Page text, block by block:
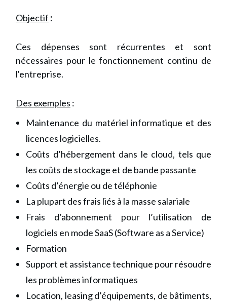
Objectif :
Ces dépenses sont récurrentes et sont
nécessaires pour le fonctionnement continu de
l'entreprise.
Des exemples :
Maintenance du matériel informatique et des
licences logicielles.
Coûts d’hébergement dans le cloud, tels que
les coûts de stockage et de bande passante
Coûts d’énergie ou de téléphonie
La plupart des frais liés à la masse salariale
Frais d’abonnement pour l’utilisation de
logiciels en mode SaaS (Software as a Service)
Formation
Support et assistance technique pour résoudre
les problèmes informatiques
Location, leasing d’équipements, de bâtiments,